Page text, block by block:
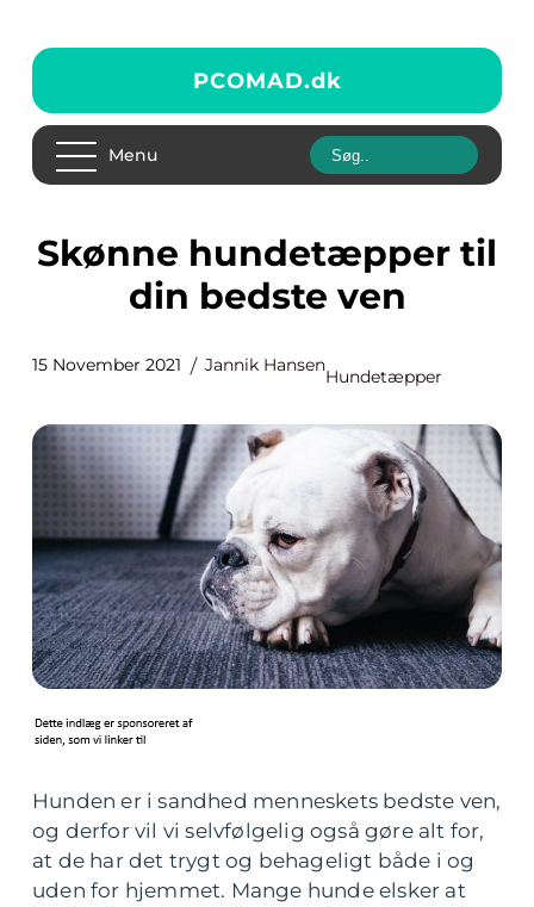
PCOMAD.dk
Menu
Skønne hundetæpper til
din bedste ven
15 November 2021 Jannik Hansen
Hundetæpper
Hunden er i sandhed menneskets bedste ven,
og derfor vil vi selvfølgelig også gøre alt for,
at de har det trygt og behageligt både i og
uden for hjemmet. Mange hunde elsker at